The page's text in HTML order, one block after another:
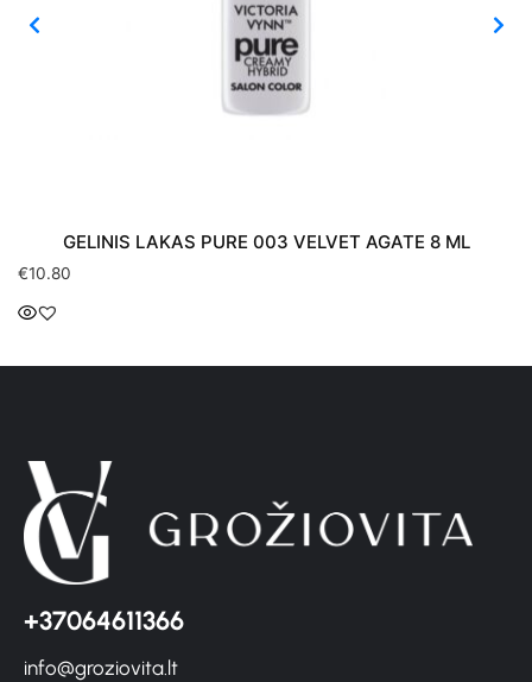
GELINIS LAKAS PURE 003 VELVET AGATE 8 ML
€10.80
+37064611366
info@groziovita.lt